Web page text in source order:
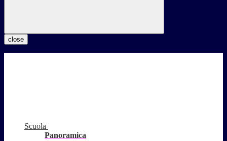
close
Scuola
Panoramica